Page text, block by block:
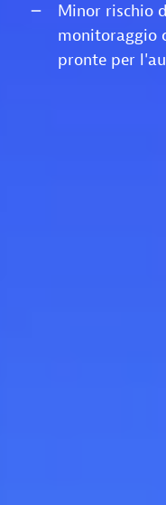
Minor rischio
monitoraggio
pronte per